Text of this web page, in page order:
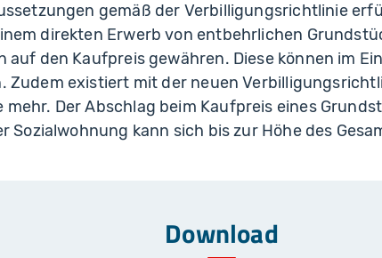
gemäß der Verbilligungsrichtlinie
direkten Erwerb von entbehrlichen
auf den Kaufpreis gewähren. Diese können im
Zudem existiert mit der neuen
mehr. Der Abschlag beim Kaufpreis eines
Sozialwohnung kann sich bis zur Höhe des
Download